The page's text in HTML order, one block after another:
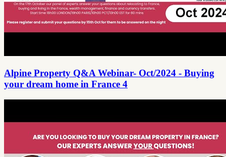
Alpine Property Q&A Webinar- Oct/2024 - Buying
your dream home in France 4